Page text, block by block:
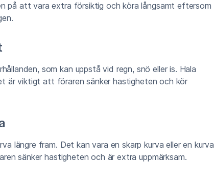
på att vara extra försiktig och köra långsamt eftersom
som kan uppstå vid regn, snö eller is. Hala
är viktigt att föraren sänker hastigheten och kör
längre fram. Det kan vara en skarp kurva eller en kurva
sänker hastigheten och är extra uppmärksam.